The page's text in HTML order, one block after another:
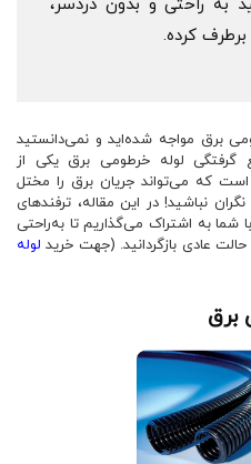
به‌ راحتی و بدون دردسر،
کرده.
برق مواجه شده‌اید و نمی‌دانستید
گرفتگی لوله خرطومی برق یکی از
که می‌تواند جریان برق را مختل
نباشید! در این مقاله، ترفندهای
شما به اشتراک می‌گذاریم تا به‌راحتی
عادی بازگردانید. (جهت خرید لوله
برق